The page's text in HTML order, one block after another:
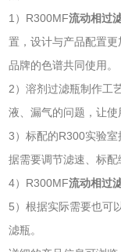
1）R300MF流动相过
置，设计与产品配置
品牌的色谱共同使用。
2）溶剂过滤瓶制作工
液、漏气的问题，让使
3）标配的R300实验
据需要调节滤速、标配
4）R300MF流动相过
5）根据实际需要也可
滤瓶。